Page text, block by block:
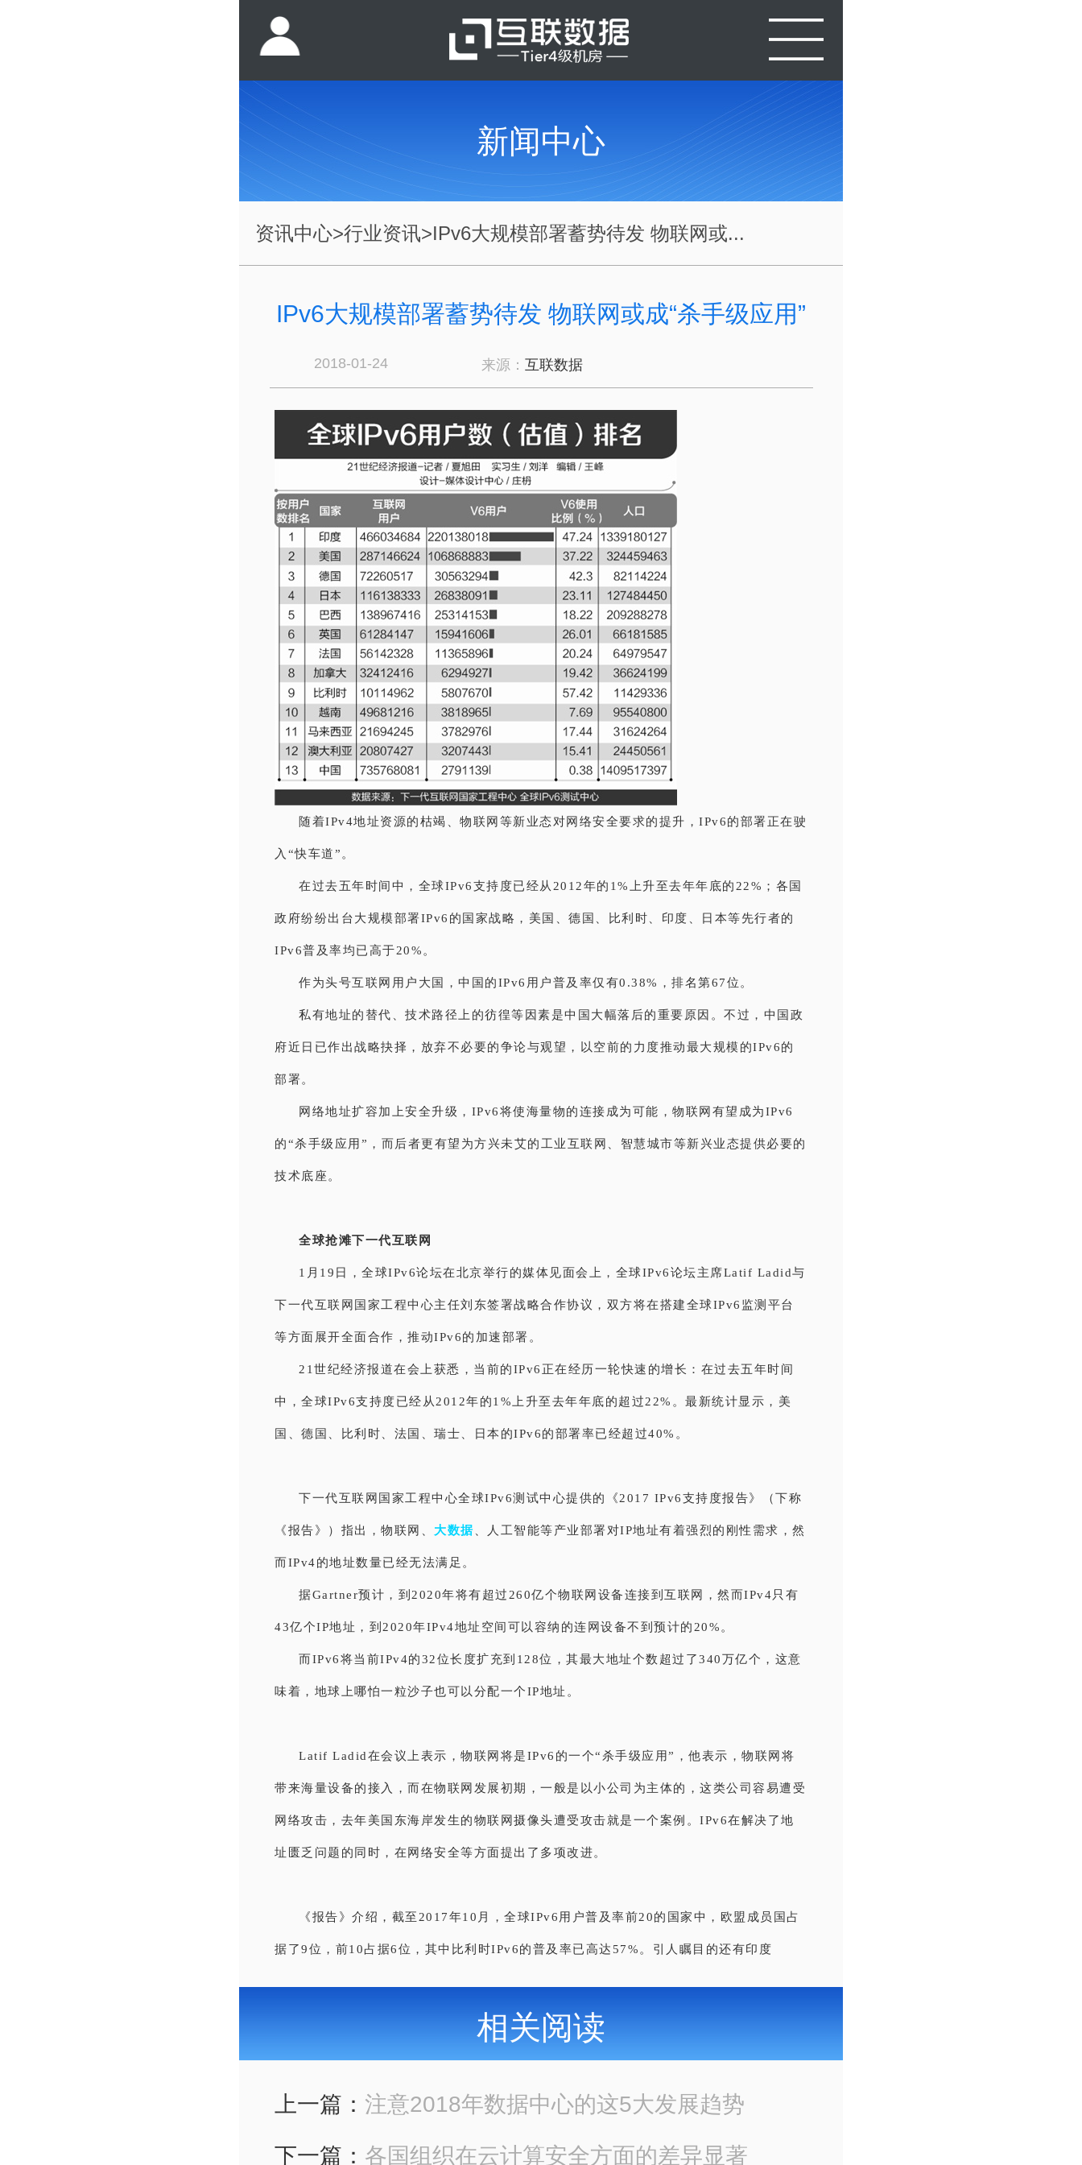
新闻中心
资讯中心>行业资讯>IPv6大规模部署蓄势待发 物联网或...
IPv6大规模部署蓄势待发 物联网或成“杀手级应用”
2018-01-24 来源： 互联数据
随着IPv4地址资源的枯竭、物联网等新业态对网络安全要求的提升，IPv6的部署正在驶
入“快车道”。
在过去五年时间中，全球IPv6支持度已经从2012年的1%上升至去年年底的22%；各国
政府纷纷出台大规模部署IPv6的国家战略，美国、德国、比利时、印度、日本等先行者的
IPv6普及率均已高于20%。
作为头号互联网用户大国，中国的IPv6用户普及率仅有0.38%，排名第67位。
私有地址的替代、技术路径上的彷徨等因素是中国大幅落后的重要原因。不过，中国政
府近日已作出战略抉择，放弃不必要的争论与观望，以空前的力度推动最大规模的IPv6的
部署。
网络地址扩容加上安全升级，IPv6将使海量物的连接成为可能，物联网有望成为IPv6
的“杀手级应用”，而后者更有望为方兴未艾的工业互联网、智慧城市等新兴业态提供必要的
技术底座。
全球抢滩下一代互联网
1月19日，全球IPv6论坛在北京举行的媒体见面会上，全球IPv6论坛主席Latif Ladid与
下一代互联网国家工程中心主任刘东签署战略合作协议，双方将在搭建全球IPv6监测平台
等方面展开全面合作，推动IPv6的加速部署。
21世纪经济报道在会上获悉，当前的IPv6正在经历一轮快速的增长：在过去五年时间
中，全球IPv6支持度已经从2012年的1%上升至去年年底的超过22%。最新统计显示，美
国、德国、比利时、法国、瑞士、日本的IPv6的部署率已经超过40%。
下一代互联网国家工程中心全球IPv6测试中心提供的《2017 IPv6支持度报告》（下称
《报告》）指出，物联网、 大数据 、人工智能等产业部署对IP地址有着强烈的刚性需求，然
而IPv4的地址数量已经无法满足。
据Gartner预计，到2020年将有超过260亿个物联网设备连接到互联网，然而IPv4只有
43亿个IP地址，到2020年IPv4地址空间可以容纳的连网设备不到预计的20%。
而IPv6将当前IPv4的32位长度扩充到128位，其最大地址个数超过了340万亿个，这意
味着，地球上哪怕一粒沙子也可以分配一个IP地址。
Latif Ladid在会议上表示，物联网将是IPv6的一个“杀手级应用”，他表示，物联网将
带来海量设备的接入，而在物联网发展初期，一般是以小公司为主体的，这类公司容易遭受
网络攻击，去年美国东海岸发生的物联网摄像头遭受攻击就是一个案例。IPv6在解决了地
址匮乏问题的同时，在网络安全等方面提出了多项改进。
《报告》介绍，截至2017年10月，全球IPv6用户普及率前20的国家中，欧盟成员国占
据了9位，前10占据6位，其中比利时IPv6的普及率已高达57%。 引人瞩目的还有印度
相关阅读
上一篇： 注意2018年数据中心的这5大发展趋势
下一篇： 各国组织在云计算安全方面的差异显著